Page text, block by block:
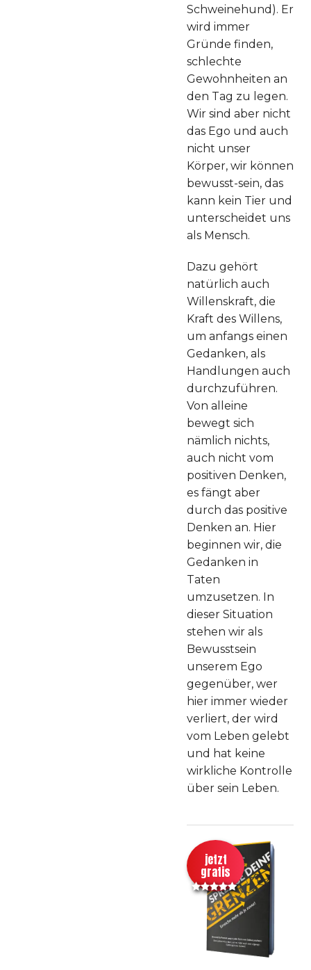
Schweinehund). Er
wird immer
Gründe finden,
schlechte
Gewohnheiten an
den Tag zu legen.
Wir sind aber nicht
das Ego und auch
nicht unser
Körper, wir können
bewusst-sein, das
kann kein Tier und
unterscheidet uns
als Mensch.
Dazu gehört
natürlich auch
Willenskraft, die
Kraft des Willens,
um anfangs einen
Gedanken, als
Handlungen auch
durchzuführen.
Von alleine
bewegt sich
nämlich nichts,
auch nicht vom
positiven Denken,
es fängt aber
durch das positive
Denken an. Hier
beginnen wir, die
Gedanken in
Taten
umzusetzen. In
dieser Situation
stehen wir als
Bewusstsein
unserem Ego
gegenüber, wer
hier immer wieder
verliert, der wird
vom Leben gelebt
und hat keine
wirkliche Kontrolle
über sein Leben.
jetzt
gratis